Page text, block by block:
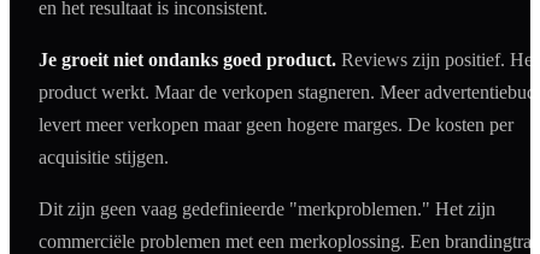
en het resultaat is inconsistent.
Je groeit niet ondanks goed product. Reviews zijn positief. Het
product werkt. Maar de verkopen stagneren. Meer
levert meer verkopen maar geen hogere marges. De kosten per
acquisitie stijgen.
Dit zijn geen vaag gedefinieerde "merkproblemen." Het zijn
commerciële problemen met een merkoplossing. Een